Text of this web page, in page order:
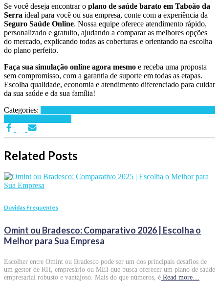
Se você deseja encontrar o plano de saúde barato em Taboão da
Serra ideal para você ou sua empresa, conte com a experiência da
Seguro Saúde Online. Nossa equipe oferece atendimento rápido,
personalizado e gratuito, ajudando a comparar as melhores opções
do mercado, explicando todas as coberturas e orientando na escolha
do plano perfeito.
Faça sua simulação online agora mesmo e receba uma proposta
sem compromisso, com a garantia de suporte em todas as etapas.
Escolha qualidade, economia e atendimento diferenciado para cuidar
da sua saúde e da sua família!
Categories:
Related Posts
Dúvidas Frequentes
Omint ou Bradesco: Comparativo 2026 | Escolha o
Melhor para Sua Empresa
Escolher entre Omint ou Bradesco pode ser um dos principais desafios de
um gestor de RH, empresário ou MEI que busca oferecer um plano de saúde
empresarial robusto e vantajoso. Mais do que números, é Read more…